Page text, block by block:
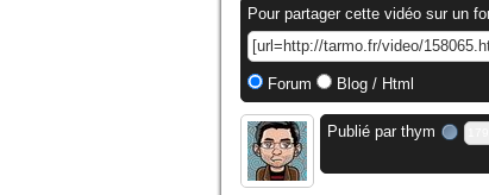
Pour partager cette vidéo sur un
Forum Blog / Html
Publié par thym